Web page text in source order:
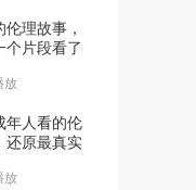
07:45
05:06
伦理故事，
个片段看了
放
年人看的伦
还原最真实
放